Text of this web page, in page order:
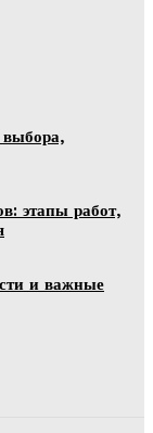
выбора,
этапы работ,
и важные